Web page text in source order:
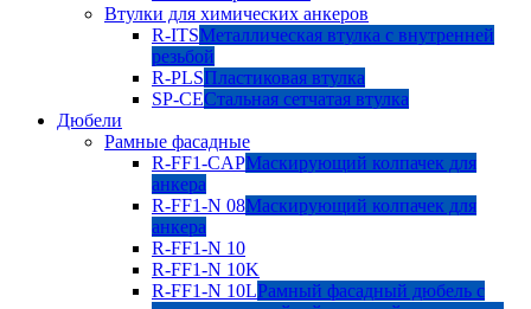
Втулки для химических анкеров
R-ITSМеталлическая втулка с внутренней
резьбой
R-PLSПластиковая втулка
SP-CEСтальная сетчатая втулка
Дюбели
Рамные фасадные
R-FF1-CAPМаскирующий колпачек для
анкера
R-FF1-N 08Маскирующий колпачек для
анкера
R-FF1-N 10
R-FF1-N 10K
R-FF1-N 10LРамный фасадный дюбель с